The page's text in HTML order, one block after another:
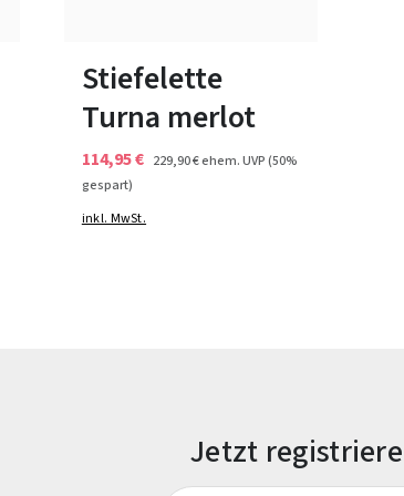
Stiefelette
Turna merlot
114,95 € 229,90 €ehem. UVP(50%
gespart)
inkl. MwSt.
Jetzt